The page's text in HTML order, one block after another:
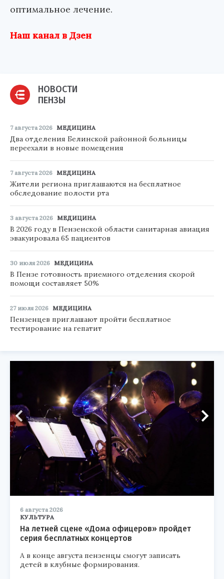
оптимальное лечение.
Наш канал в Дзен
НОВОСТИ
ПЕНЗЫ
7 августа 2026 МЕДИЦИНА
Два отделения Белинской районной больницы
переехали в новые помещения
7 августа 2026 МЕДИЦИНА
Жители региона приглашаются на бесплатное
обследование полости рта
3 августа 2026 МЕДИЦИНА
В 2026 году в Пензенской области санитарная авиация
эвакуировала 65 пациентов
30 июля 2026 МЕДИЦИНА
В Пензе готовность приемного отделения скорой
помощи составляет 50%
27 июля 2026 МЕДИЦИНА
Пензенцев приглашают пройти бесплатное
тестирование на гепатит
6 августа 2026
КУЛЬТУРА
На летней сцене «Дома офицеров» пройдет
серия бесплатных концертов
А в конце августа пензенцы смогут записать
детей в клубные формирования.